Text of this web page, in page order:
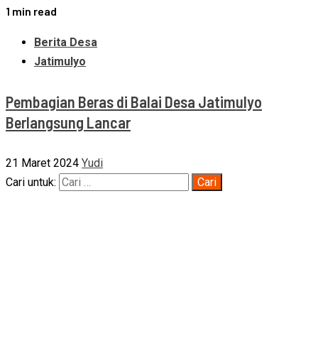
1 min read
Berita Desa
Jatimulyo
Pembagian Beras di Balai Desa Jatimulyo
Berlangsung Lancar
21 Maret 2024 Yudi
Cari untuk: